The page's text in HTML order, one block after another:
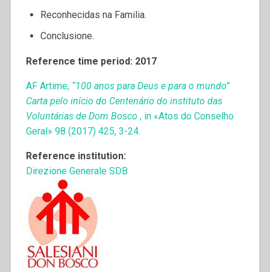
Reconhecidas na Familia.
Conclusione.
Reference time period: 2017
AF Artime, “100 anos para Deus e para o mundo”
Carta pelo início do Centenário do instituto das
Voluntárias de Dom Bosco , in «Atos do Conselho
Geral» 98 (2017) 425, 3-24.
Reference institution:
Direzione Generale SDB